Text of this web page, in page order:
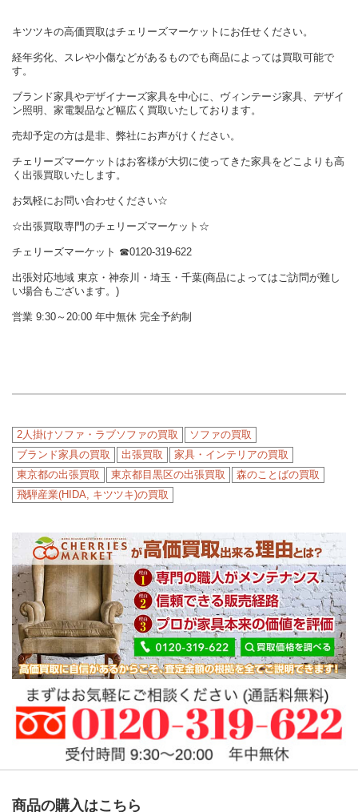
キツツキの高価買取はチェリーズマーケットにお任せください。
経年劣化、スレや小傷などがあるものでも商品によっては買取可能で
す。
ブランド家具やデザイナーズ家具を中心に、ヴィンテージ家具、デザイ
ン照明、家電製品など幅広く買取いたしております。
売却予定の方は是非、弊社にお声がけください。
チェリーズマーケットはお客様が大切に使ってきた家具をどこよりも高
く出張買取いたします。
お気軽にお問い合わせください☆
☆出張買取専門のチェリーズマーケット☆
チェリーズマーケット ☎︎0120-319-622
出張対応地域 東京・神奈川・埼玉・千葉(商品によってはご訪問が難し
い場合もございます。)
営業 9:30～20:00 年中無休 完全予約制
2人掛けソファ・ラブソファの買取
ソファの買取
ブランド家具の買取
出張買取
家具・インテリアの買取
東京都の出張買取
東京都目黒区の出張買取
森のことばの買取
飛騨産業(HIDA, キツツキ)の買取
商品の購入はこちら